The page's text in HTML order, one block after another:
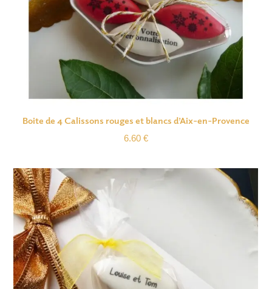
Boite de 4 Calissons rouges et blancs d’Aix-en-Provence
6.60 €